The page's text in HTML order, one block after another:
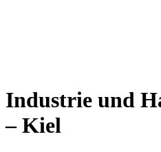
Industrie und
– Kiel